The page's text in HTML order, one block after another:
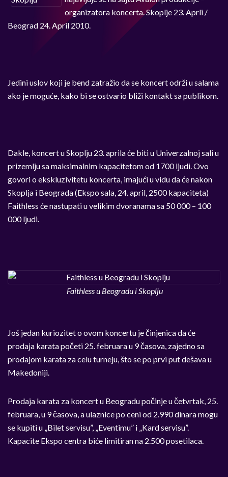
organizatora koncerta. Skoplje 23. Aprli /
Beograd 24. April 2010.
Jedini uslov koji je bend zatražio da se koncert održi u salama
ako je moguće, kako bi se ostvario bliži kontakt sa publikom.
Dakle, koncert u Skoplju 23. aprila će biti u Univerzalnoj sali u
prizemlju sa maksimalnim kapacitetom od 1700 ljudi. Ovo
govori o ekskluzivitetu koncerta, imajući u vidu da će nakon
Skoplja i Beograda (Ekspo sala, 24. april, 2500 kapaciteta)
Faithless će nastupati u velikim dvoranama sa 50 000 – 100
000 ljudi.
Faithless u Beogradu i Skoplju
Još jedan kuriozitet o ovom koncertu je činjenica da će
prodaja karata početi 25. februara u 9 časova, zajedno sa
prodajom karata za celu turneju, što se po prvi put dešava u
Makedoniji.
Prodaja karata za koncert u Beogradu počinje u četvrtak, 25.
februara, u 9 časova, a ulaznice po ceni od 2.990 dinara mogu
se kupiti u „Bilet servisu”, „Eventimu” i „Kard servisu”.
Kapacite Ekspo centra biće limitiran na 2.500 posetilaca.